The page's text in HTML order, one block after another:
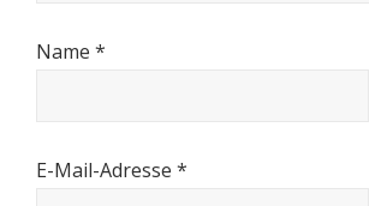
Name *
E-Mail-Adresse *